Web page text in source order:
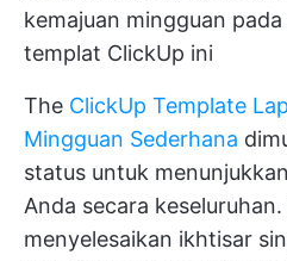
kemajuan mingguan
templat ClickUp ini
The ClickUp Template
Mingguan Sederhana
status untuk
Anda secara
menyelesaikan ikhtisar